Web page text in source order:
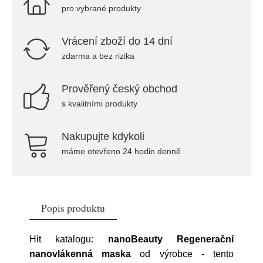
pro vybrané produkty
Vrácení zboží do 14 dní
zdarma a bez rizika
Prověřený český obchod
s kvalitními produkty
Nakupujte kdykoli
máme otevřeno 24 hodin denně
Popis produktu
Hit katalogu: nanoBeauty Regenerační
nanovlákenná maska od výrobce - tento